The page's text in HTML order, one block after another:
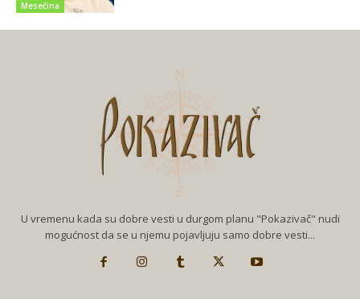
Mesečina
U vremenu kada su dobre vesti u durgom planu "Pokazivač" nudi
mogućnost da se u njemu pojavljuju samo dobre vesti...